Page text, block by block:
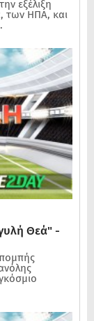
εξέλιξη
των ΗΠΑ, και
Θεά" -